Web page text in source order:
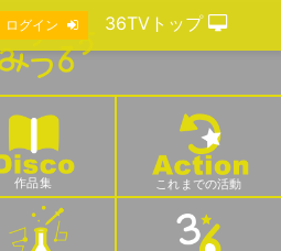
作品集 これまでの活動
ログイン 36TVトップ